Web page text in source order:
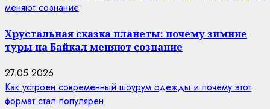
меняют сознание
Хрустальная сказка планеты: почему зимние
туры на Байкал меняют сознание
27.05.2026
Как устроен современный шоурум одежды и почему этот
формат стал популярен